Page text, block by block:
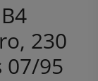
230
07/95